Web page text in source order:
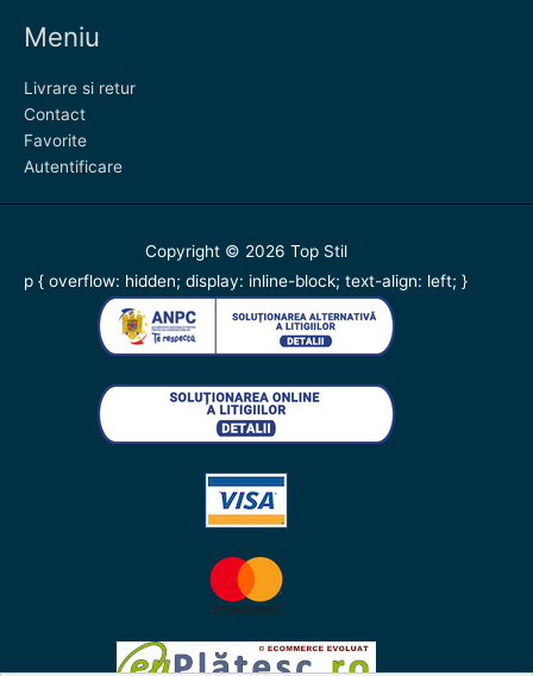
Meniu
Livrare si retur
Contact
Favorite
Autentificare
Copyright © 2026 Top Stil
p { overflow: hidden; display: inline-block; text-align: left; }